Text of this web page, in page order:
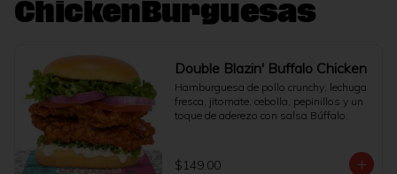
ChickenBurguesas
Double Blazin' Buffalo Chicken
Hamburguesa de pollo crunchy, lechuga
fresca, jitomate, cebolla, pepinillos y un
toque de aderezo con salsa Búffalo.
$149.00